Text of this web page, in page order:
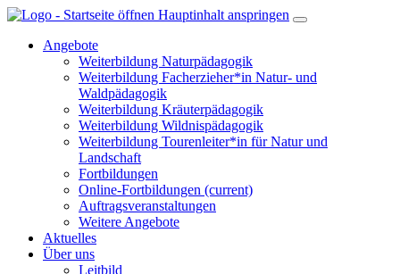
Hauptinhalt anspringen
Angebote
Weiterbildung Naturpädagogik
Weiterbildung Facherzieher*in Natur- und
Waldpädagogik
Weiterbildung Kräuterpädagogik
Weiterbildung Wildnispädagogik
Weiterbildung Tourenleiter*in für Natur und
Landschaft
Fortbildungen
Online-Fortbildungen (current)
Auftragsveranstaltungen
Weitere Angebote
Aktuelles
Über uns
Leitbild